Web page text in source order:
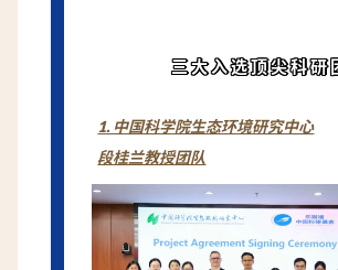
三大入选顶尖科研
1. 中国科学院生态环境研究中心
段桂兰教授团队